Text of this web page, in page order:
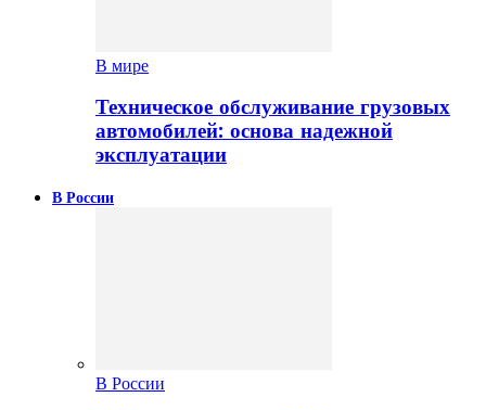
В мире
Техническое обслуживание грузовых
автомобилей: основа надежной
эксплуатации
В России
В России